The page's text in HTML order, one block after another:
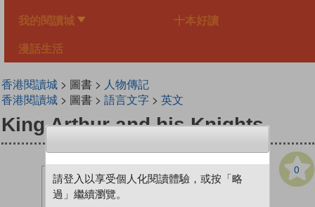
我的閱讀城 十本好讀
漫話生活
香港閱讀城> 圖書 > 人物傳記
香港閱讀城> 圖書 > 語言文字> 英文
King Arthur and his Knights
0
請登入以享受個人化閱讀體驗，或按「略
過」繼續瀏覽。